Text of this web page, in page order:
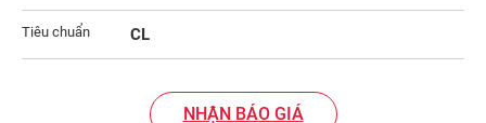
Tiêu chuẩn CL
NHẬN BÁO GIÁ